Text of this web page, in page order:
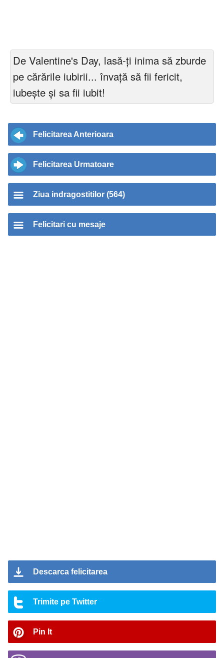
De Valentine's Day, lasă-ți inima să zburde
pe cărările iubirii... învață să fii fericit,
iubește și sa fii iubit!
Felicitarea Anterioara
Felicitarea Urmatoare
Ziua indragostitilor (564)
Felicitari cu mesaje
Descarca felicitarea
Trimite pe Twitter
Pin It